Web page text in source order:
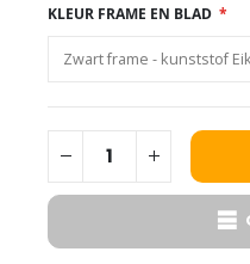
KLEUR FRAME EN BLAD